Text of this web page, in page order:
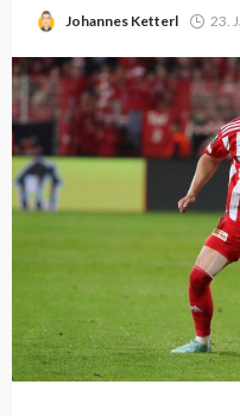
Johannes Ketterl 23.